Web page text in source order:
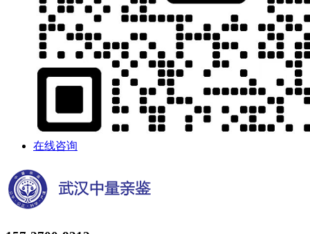
在线咨询